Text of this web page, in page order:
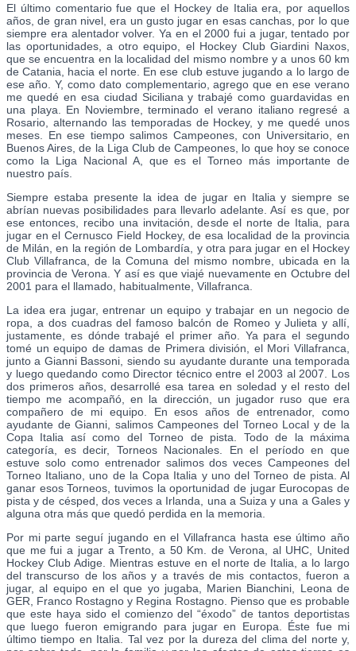
El último comentario fue que el Hockey de Italia era, por aquellos
años, de gran nivel, era un gusto jugar en esas canchas, por lo que
siempre era alentador volver. Ya en el 2000 fui a jugar, tentado por
las oportunidades, a otro equipo, el Hockey Club Giardini Naxos,
que se encuentra en la localidad del mismo nombre y a unos 60 km
de Catania, hacia el norte. En ese club estuve jugando a lo largo de
ese año. Y, como dato complementario, agrego que en ese verano
me quedé en esa ciudad Siciliana y trabajé como guardavidas en
una playa. En Noviembre, terminado el verano italiano regresé a
Rosario, alternando las temporadas de Hockey, y me quedé unos
meses. En ese tiempo salimos Campeones, con Universitario, en
Buenos Aires, de la Liga Club de Campeones, lo que hoy se conoce
como la Liga Nacional A, que es el Torneo más importante de
nuestro país.
Siempre estaba presente la idea de jugar en Italia y siempre se
abrían nuevas posibilidades para llevarlo adelante. Así es que, por
ese entonces, recibo una invitación, desde el norte de Italia, para
jugar en el Cernusco Field Hockey, de esa localidad de la provincia
de Milán, en la región de Lombardía, y otra para jugar en el Hockey
Club Villafranca, de la Comuna del mismo nombre, ubicada en la
provincia de Verona. Y así es que viajé nuevamente en Octubre del
2001 para el llamado, habitualmente, Villafranca.
La idea era jugar, entrenar un equipo y trabajar en un negocio de
ropa, a dos cuadras del famoso balcón de Romeo y Julieta y allí,
justamente, es dónde trabajé el primer año. Ya para el segundo
tomé un equipo de damas de Primera división, el Mori Villafranca,
junto a Gianni Bassoni, siendo su ayudante durante una temporada
y luego quedando como Director técnico entre el 2003 al 2007. Los
dos primeros años, desarrollé esa tarea en soledad y el resto del
tiempo me acompañó, en la dirección, un jugador ruso que era
compañero de mi equipo. En esos años de entrenador, como
ayudante de Gianni, salimos Campeones del Torneo Local y de la
Copa Italia así como del Torneo de pista. Todo de la máxima
categoría, es decir, Torneos Nacionales. En el período en que
estuve solo como entrenador salimos dos veces Campeones del
Torneo Italiano, uno de la Copa Italia y uno del Torneo de pista. Al
ganar esos Torneos, tuvimos la oportunidad de jugar Eurocopas de
pista y de césped, dos veces a Irlanda, una a Suiza y una a Gales y
alguna otra más que quedó perdida en la memoria.
Por mi parte seguí jugando en el Villafranca hasta ese último año
que me fui a jugar a Trento, a 50 Km. de Verona, al UHC, United
Hockey Club Adige. Mientras estuve en el norte de Italia, a lo largo
del transcurso de los años y a través de mis contactos, fueron a
jugar, al equipo en el que yo jugaba, Marien Bianchini, Leona de
GER, Franco Rostagno y Regina Rostagno. Pienso que es probable
que este haya sido el comienzo del “éxodo” de tantos deportistas
que luego fueron emigrando para jugar en Europa. Éste fue mi
último tiempo en Italia. Tal vez por la dureza del clima del norte y,